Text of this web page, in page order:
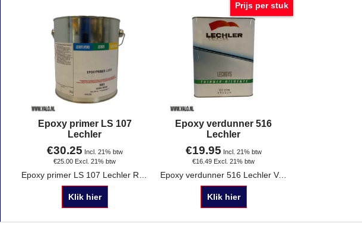
Epoxy primer LS 107
Lechler
€30.25 Incl. 21% btw
€25.00 Excl. 21% btw
Klik hier
Prijs per stuk
Epoxy verdunner 516
Lechler
€19.95 Incl. 21% btw
€16.49 Excl. 21% btw
Epoxy verdunner 516 Lechler Verpakking 1 liter
Klik hier